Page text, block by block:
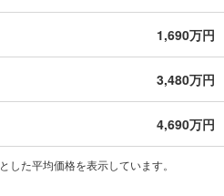
1,690万円
3,480万円
4,690万円
た平均価格を表示しています。